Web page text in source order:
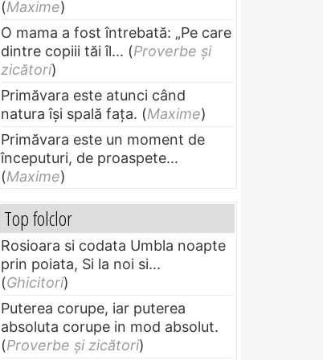
(Maxime)
O mama a fost întrebată: „Pe care
dintre copiii tăi îl... (Proverbe și
zicători)
Primăvara este atunci când
natura își spală fața. (Maxime)
Primăvara este un moment de
începuturi, de proaspete...
(Maxime)
Top folclor
Rosioara si codata Umbla noapte
prin poiata, Si la noi si...
(Ghicitori)
Puterea corupe, iar puterea
absoluta corupe in mod absolut.
(Proverbe și zicători)